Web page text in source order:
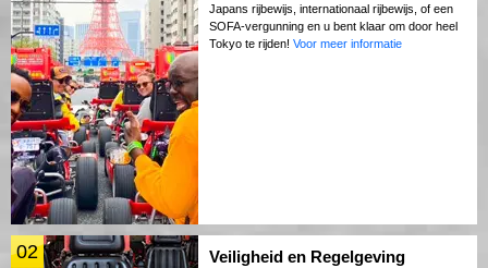
Japans rijbewijs, internationaal rijbewijs, of een
SOFA-vergunning en u bent klaar om door heel
Tokyo te rijden! Voor meer informatie
02 Veiligheid en Regelgeving